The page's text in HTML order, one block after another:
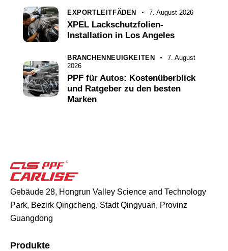
EXPORTLEITFÄDEN 7. August 2026
XPEL Lackschutzfolien-
Installation in Los Angeles
BRANCHENNEUIGKEITEN
7. August
2026
PPF für Autos: Kostenüberblick
und Ratgeber zu den besten
Marken
Gebäude 28, Hongrun Valley Science and Technology
Park, Bezirk Qingcheng, Stadt Qingyuan, Provinz
Guangdong
Produkte